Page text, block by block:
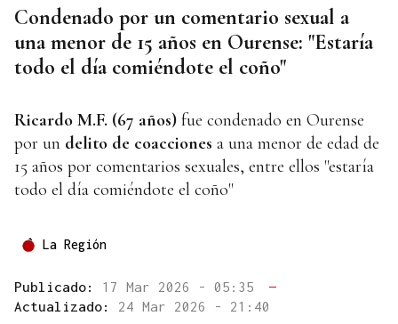
Condenado por un comentario sexual a
una menor de 15 años en Ourense: "Estaría
todo el día comiéndote el coño"
Ricardo M.F. (67 años) fue condenado en Ourense
por un delito de coacciones a una menor de edad de
15 años por comentarios sexuales, entre ellos "estaría
todo el día comiéndote el coño"
La Región
Publicado: 17 Mar 2026 - 05:35
—
Actualizado: 24 Mar 2026 - 21:40